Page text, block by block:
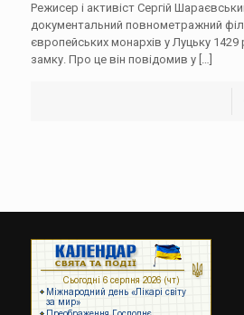
Режисер і активіст Сергій
документальний повнометражний
європейських монархів у Луцьку 1429
замку. Про це він повідомив у[…]